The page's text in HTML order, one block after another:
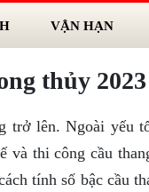
VẬN HẠN
thủy 2023
trở lên. Ngoài yếu
và thi công cầu
tính số bậc cầu